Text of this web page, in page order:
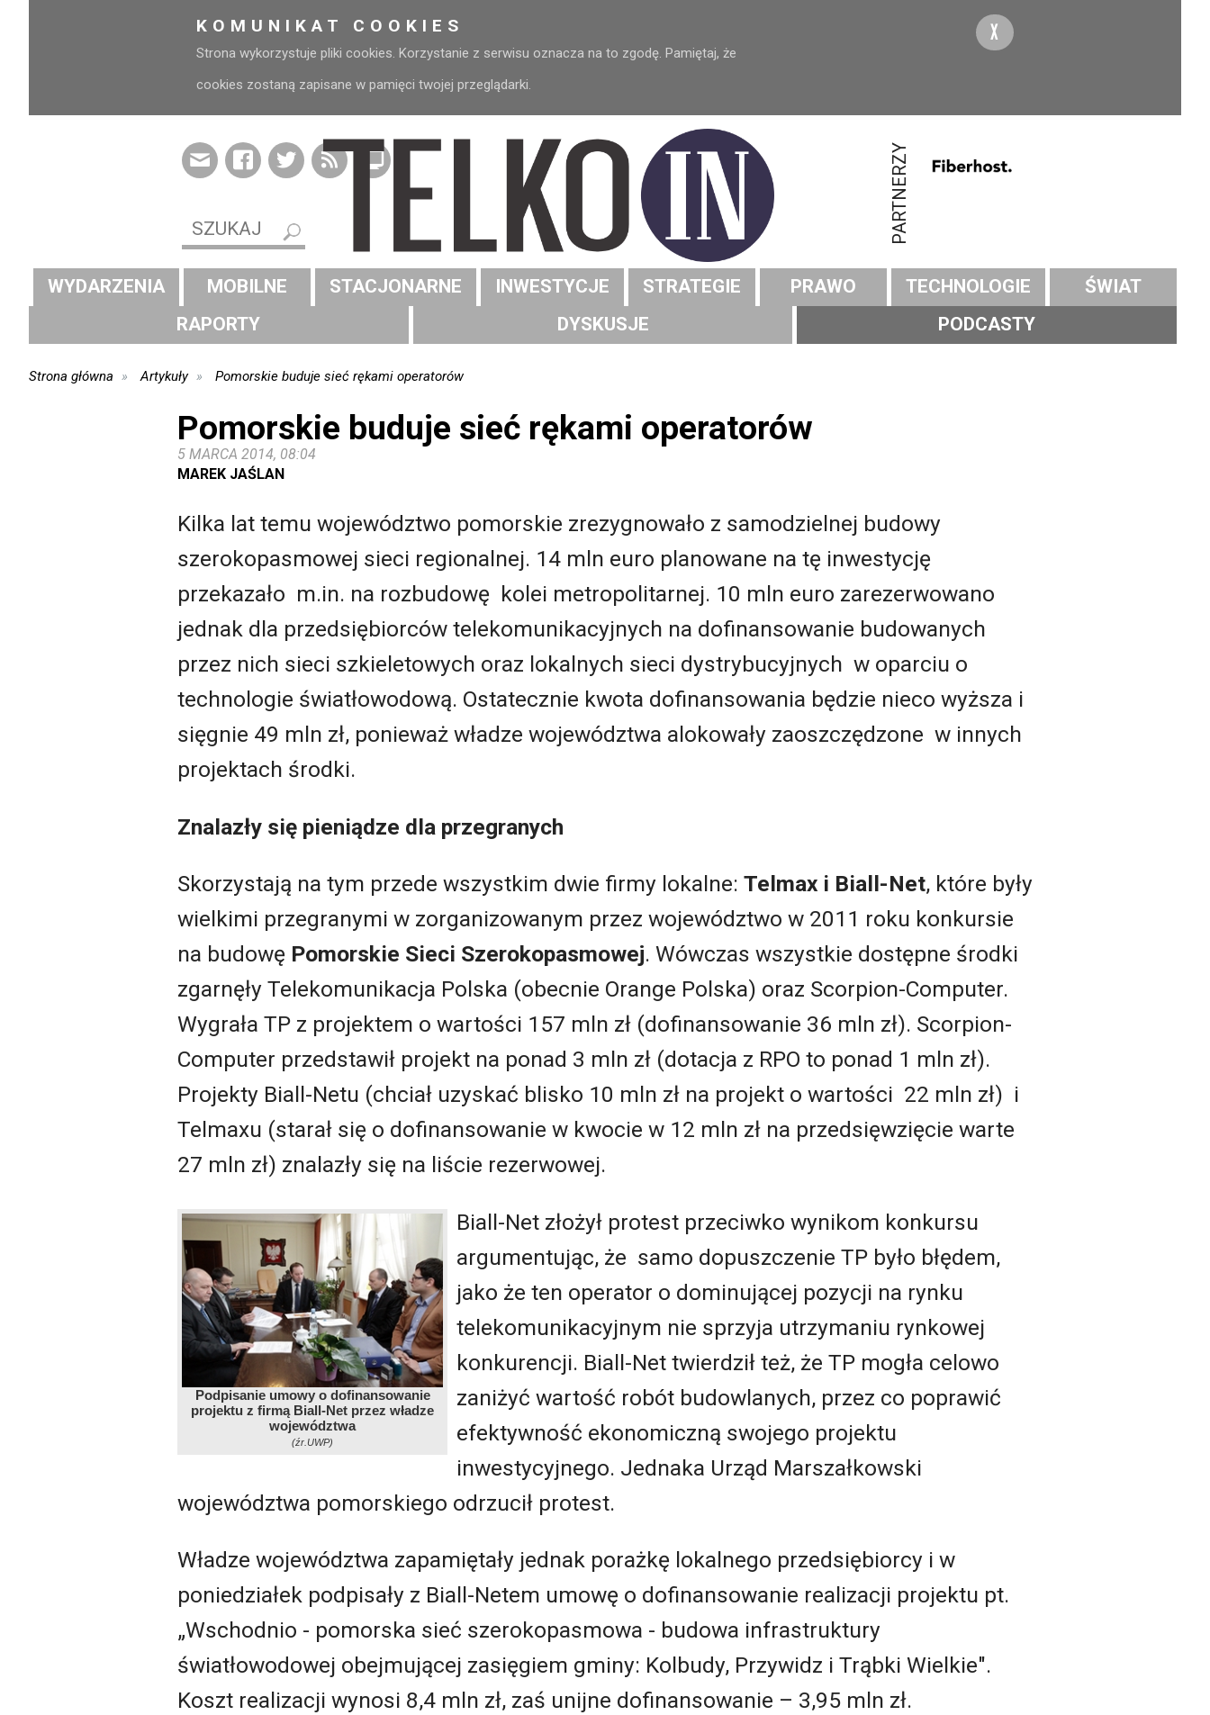
KOMUNIKAT COOKIES
Strona wykorzystuje pliki cookies. Korzystanie z serwisu oznacza na to zgodę. Pamiętaj, że
cookies zostaną zapisane w pamięci twojej przeglądarki.
X
PARTNERZY
WYDARZENIA MOBILNE STACJONARNE INWESTYCJE STRATEGIE PRAWO TECHNOLOGIE
ŚWIAT
RAPORTY
DYSKUSJE PODCASTY
Strona główna Artykuły Pomorskie buduje sieć rękami operatorów
Pomorskie buduje sieć rękami operatorów
5 MARCA 2014, 08:04
MAREK JAŚLAN
Kilka lat temu województwo pomorskie zrezygnowało z samodzielnej budowy
szerokopasmowej sieci regionalnej. 14 mln euro planowane na tę inwestycję
przekazało m.in. na rozbudowę kolei metropolitarnej. 10 mln euro zarezerwowano
jednak dla przedsiębiorców telekomunikacyjnych na dofinansowanie budowanych
przez nich sieci szkieletowych oraz lokalnych sieci dystrybucyjnych w oparciu o
technologie światłowodową. Ostatecznie kwota dofinansowania będzie nieco wyższa i
sięgnie 49 mln zł, ponieważ władze województwa alokowały zaoszczędzone w innych
projektach środki.
Znalazły się pieniądze dla przegranych
Skorzystają na tym przede wszystkim dwie firmy lokalne: Telmax i Biall-Net, które były
wielkimi przegranymi w zorganizowanym przez województwo w 2011 roku konkursie
na budowę Pomorskie Sieci Szerokopasmowej. Wówczas wszystkie dostępne środki
zgarnęły Telekomunikacja Polska (obecnie Orange Polska) oraz Scorpion-Computer.
Wygrała TP z projektem o wartości 157 mln zł (dofinansowanie 36 mln zł). Scorpion-
Computer przedstawił projekt na ponad 3 mln zł (dotacja z RPO to ponad 1 mln zł).
Projekty Biall-Netu (chciał uzyskać blisko 10 mln zł na projekt o wartości 22 mln zł) i
Telmaxu (starał się o dofinansowanie w kwocie w 12 mln zł na przedsięwzięcie warte
27 mln zł) znalazły się na liście rezerwowej.
Podpisanie umowy o dofinansowanie
projektu z firmą Biall-Net przez władze
województwa
(źr.UWP)
Biall-Net złożył protest przeciwko wynikom konkursu
argumentując, że samo dopuszczenie TP było błędem,
jako że ten operator o dominującej pozycji na rynku
telekomunikacyjnym nie sprzyja utrzymaniu rynkowej
konkurencji. Biall-Net twierdził też, że TP mogła celowo
zaniżyć wartość robót budowlanych, przez co poprawić
efektywność ekonomiczną swojego projektu
inwestycyjnego. Jednaka Urząd Marszałkowski
województwa pomorskiego odrzucił protest.
Władze województwa zapamiętały jednak porażkę lokalnego przedsiębiorcy i w
poniedziałek podpisały z Biall-Netem umowę o dofinansowanie realizacji projektu pt.
„Wschodnio - pomorska sieć szerokopasmowa - budowa infrastruktury
światłowodowej obejmującej zasięgiem gminy: Kolbudy, Przywidz i Trąbki Wielkie".
Koszt realizacji wynosi 8,4 mln zł, zaś unijne dofinansowanie – 3,95 mln zł.